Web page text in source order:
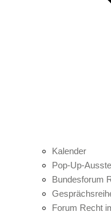
Kalender
Pop-Up-
Bundesforum
Forum Recht